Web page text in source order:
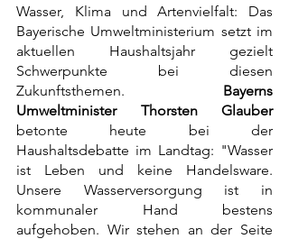
Wasser, Klima und Artenvielfalt: Das
Bayerische Umweltministerium setzt im
aktuellen Haushaltsjahr gezielt
Schwerpunkte bei diesen
Zukunftsthemen. Bayerns
Umweltminister Thorsten Glauber
betonte heute bei der
Haushaltsdebatte im Landtag: "Wasser
ist Leben und keine Handelsware.
Unsere Wasserversorgung ist in
kommunaler Hand bestens
aufgehoben. Wir stehen an der Seite